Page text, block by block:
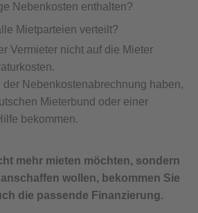
Nebenkosten enthalten?
Mietparteien verteilt?
Vermieter nicht auf die Mieter
Nebenkostenabrechnung haben,
Mieterbund oder einer
bekommen.
mehr mieten möchten, sondern
wollen, bekommen Sie
die passende Finanzierung.